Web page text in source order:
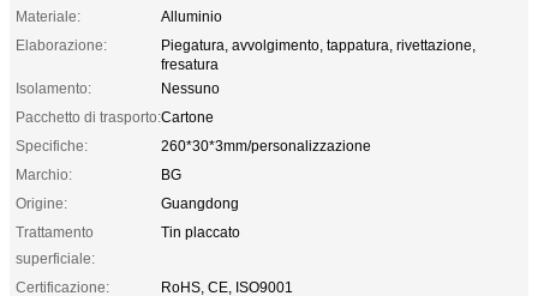
Materiale:
Alluminio
Elaborazione:
Piegatura, avvolgimento, tappatura, rivettazione,
fresatura
Isolamento:
Nessuno
Pacchetto di trasporto:Cartone
Specifiche:
260*30*3mm/personalizzazione
Marchio:
BG
Origine:
Guangdong
Trattamento
superficiale:
Tin placcato
Certificazione:
RoHS, CE, ISO9001